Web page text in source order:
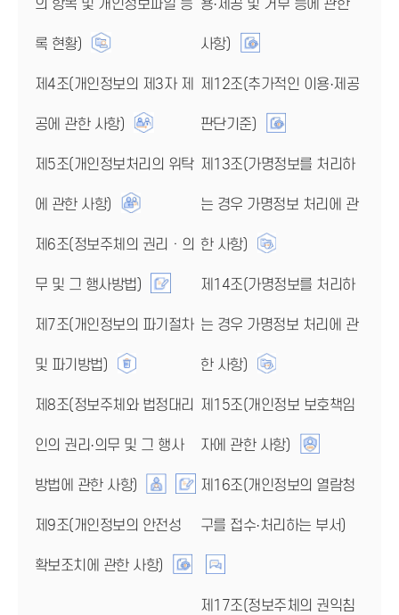
의 항목 및 개인정보파일 등
록 현황)
제4조(개인정보의 제3자 제
공에 관한 사항)
제5조(개인정보처리의 위탁
에 관한 사항)
제6조(정보주체의 권리ㆍ의
무 및 그 행사방법)
제7조(개인정보의 파기절차
및 파기방법)
제8조(정보주체와 법정대리
인의 권리·의무 및 그 행사
방법에 관한 사항)
제9조(개인정보의 안전성
확보조치에 관한 사항)
용·제공 및 거부 등에 관한
사항)
제12조(추가적인 이용·제공
판단기준)
제13조(가명정보를 처리하
는 경우 가명정보 처리에 관
한 사항)
제14조(가명정보를 처리하
는 경우 가명정보 처리에 관
한 사항)
제15조(개인정보 보호책임
자에 관한 사항)
제16조(개인정보의 열람청
구를 접수·처리하는 부서)
제17조(정보주체의 권익침